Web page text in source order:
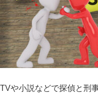
TVや小説などで探偵と刑